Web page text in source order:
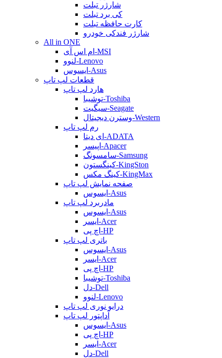
شارژر تبلت
کی برد تبلت
کارت حافظه تبلت
شارژر فندکی خودرو
All in ONE
ام اس آی-MSI
لنوو-Lenovo
ایسوس-Asus
قطعات لپ تاپ
هارد لپ تاپ
توشیبا-Toshiba
سیگیت-Seagate
وسترن دیجیتال-Western
رم لپ تاپ
ای دیتا-ADATA
اپیسر-Apacer
سامسونگ-Samsung
کینگستون-KingSton
کینگ مکس-KingMax
صفحه نمایش لپ تاپ
ایسوس-Asus
مادربرد لپ تاپ
ایسوس-Asus
ایسر-Acer
اچ پی-HP
باتری لپ تاپ
ایسوس-Asus
ایسر-Acer
اچ پی-HP
توشیبا-Toshiba
دل-Dell
لنوو-Lenovo
درایو نوری لپ تاپ
آداپتور لپ تاپ
ایسوس-Asus
اچ پی-HP
ایسر-Acer
دل-Dell